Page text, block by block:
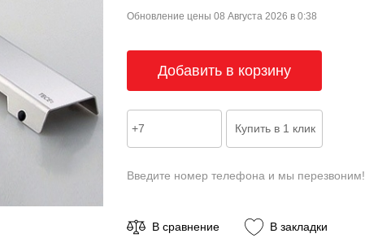
Обновление цены 08 Августа 2026 в 0:38
Введите номер телефона и мы перезвоним!
В сравнение В закладки